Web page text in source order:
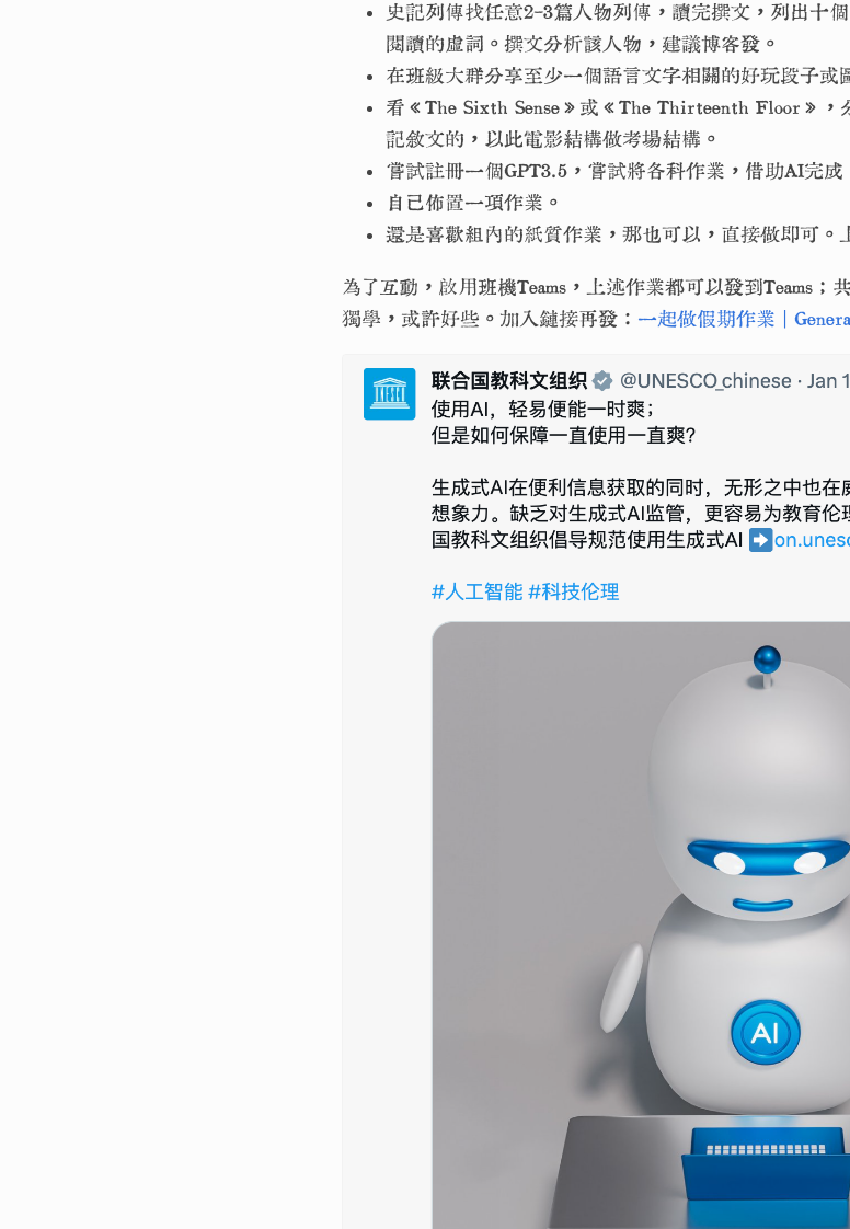
史記列傳找任意2-3篇人物列傳，讀完撰文，列出十
閱讀的虛詞。撰文分析該人物，建議博客發。
在班級大群分享至少一個語言文字相關的好玩段子或
看《The Sixth Sense》或《The Thirteenth Floor》
記敘文的，以此電影結構做考場結構。
嘗試註冊一個GPT3.5，嘗試將各科作業，借助AI完成
自己佈置一項作業。
還是喜歡組內的紙質作業，那也可以，直接做即可。
為了互動，啟用班機Teams，上述作業都可以發到Teams
獨學，或許好些。加入鏈接再發： 一起做假期作業 |